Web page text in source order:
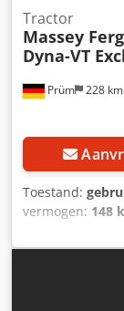
Prüm 228 km
Tractor
Massey
Dyna-VT
Toestand:
vermogen: 148
| 0%,